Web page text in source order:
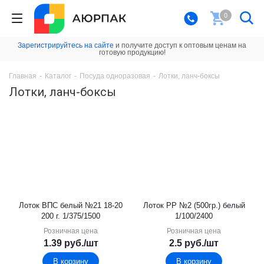
0
Зарегистрируйтесь на сайте и получите доступ к оптовым ценам на
готовую продукцию!
Главная - Каталог - Посуда одноразовая - Лотки, ланч-боксы
Лотки, ланч-боксы
Лоток ВПС белый №21 18-20
200 г. 1/375/1500
Розничная цена
1.39руб./шт
В корзину
Лоток PР №2 (500гр.) белый
1/100/2400
Розничная цена
2.5 руб./шт
В корзину